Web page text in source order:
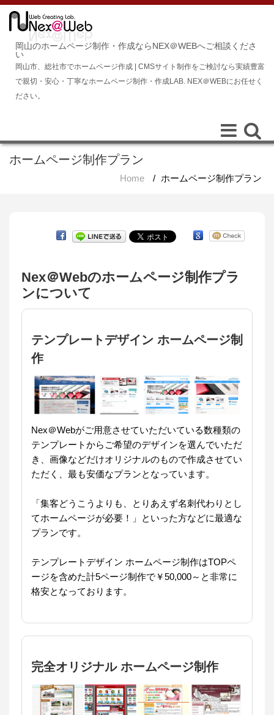
岡山のホームページ制作・作成ならNEX＠WEBへご相談くださ
い
岡山市、総社市でホームページ作成 | CMSサイト制作をご検討なら実績豊富
で親切・安心・丁寧なホームページ制作・作成LAB. NEX＠WEBにお任せく
ださい。
Toggle
Toggle
navigation
ホームページ制作プラン
Home / ホームページ制作プラン
Nex＠Webのホームページ制作プラ
ンについて
テンプレートデザイン ホームページ制
作
Nex＠Webがご用意させていただいている数種類の
テンプレートからご希望のデザインを選んでいただ
き、画像などだけオリジナルのもので作成させてい
ただく、最も安価なプランとなっています。
「集客どうこうよりも、とりあえず名刺代わりとし
てホームページが必要！」といった方などに最適な
プランです。
テンプレートデザイン ホームページ制作はTOPペ
ージを含めた計5ページ制作で￥50,000～と非常に
格安となっております。
完全オリジナル ホームページ制作